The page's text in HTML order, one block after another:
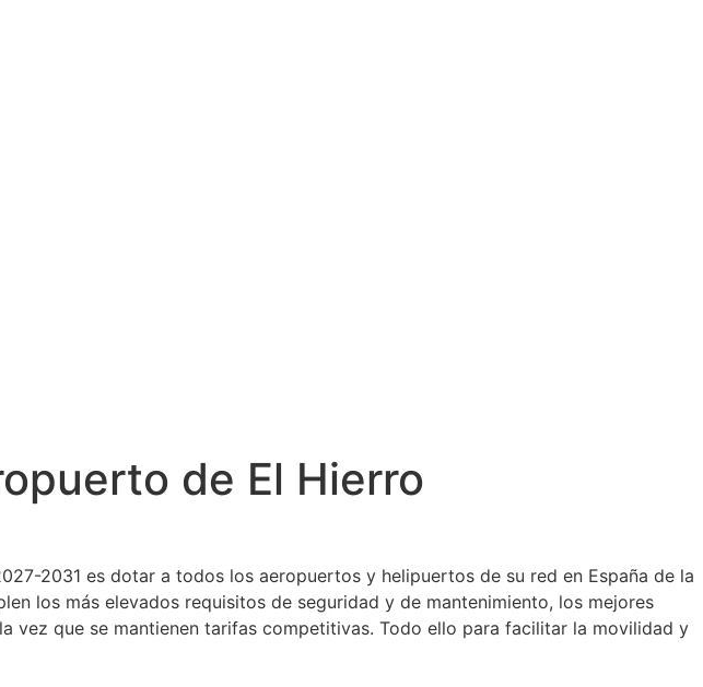
de El Hierro
2031 es dotar a todos los aeropuertos y helipuertos de su red en España de la
los más elevados requisitos de seguridad y de mantenimiento, los mejores
vez que se mantienen tarifas competitivas. Todo ello para facilitar la movilidad y